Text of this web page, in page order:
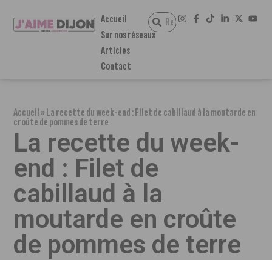
Accueil
Sur nos réseaux
Articles
Contact
Accueil»La recette du week-end : Filet de cabillaud à la moutarde en
croûte de pommes de terre
La recette du week-
end : Filet de
cabillaud à la
moutarde en croûte
de pommes de terre